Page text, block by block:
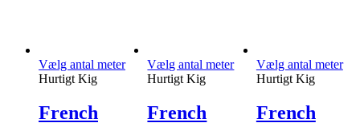
Vælg antal meter
Hurtigt Kig
French
Vælg antal meter
Hurtigt Kig
French
Vælg antal meter
Hurtigt Kig
French